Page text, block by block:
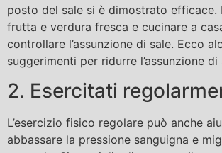
posto del sale si è dimostrato efficace.
frutta e verdura fresca e cucinare a
controllare l’assunzione di sale. Ecco
suggerimenti per ridurre l’assunzione di
2. Esercitati
L’esercizio fisico regolare può anche
abbassare la pressione sanguigna e